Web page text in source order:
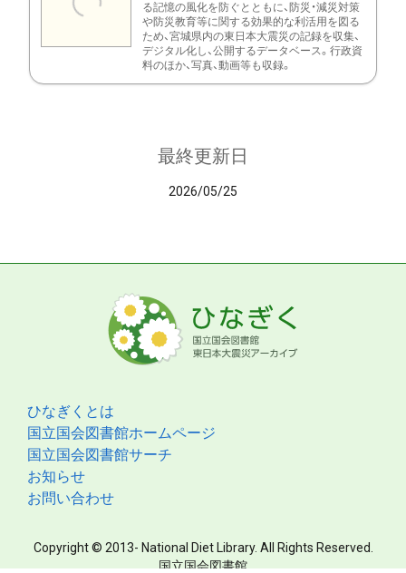
る記憶の風化を防ぐとともに、防災・減災対策
や防災教育等に関する効果的な利活用を図る
ため、宮城県内の東日本大震災の記録を収集、
デジタル化し、公開するデータベース。行政資
料のほか、写真、動画等も収録。
最終更新日
2026/05/25
ひなぎくとは
国立国会図書館ホームページ
国立国会図書館サーチ
お知らせ
お問い合わせ
Copyright © 2013- National Diet Library. All Rights Reserved.